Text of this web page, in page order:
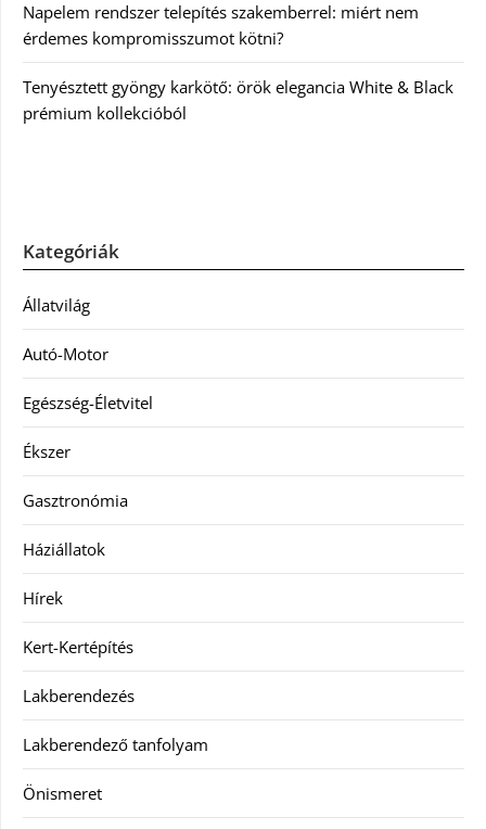
Napelem rendszer telepítés szakemberrel: miért nem
érdemes kompromisszumot kötni?
Tenyésztett gyöngy karkötő: örök elegancia White & Black
prémium kollekcióból
Kategóriák
Állatvilág
Autó-Motor
Egészség-Életvitel
Ékszer
Gasztronómia
Háziállatok
Hírek
Kert-Kertépítés
Lakberendezés
Lakberendező tanfolyam
Önismeret